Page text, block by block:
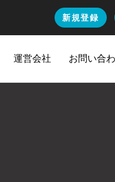
新規登録
運営会社 お問い合